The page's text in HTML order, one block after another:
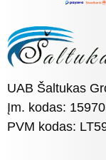
UAB Šaltukas
Įm. kodas:
PVM kodas: